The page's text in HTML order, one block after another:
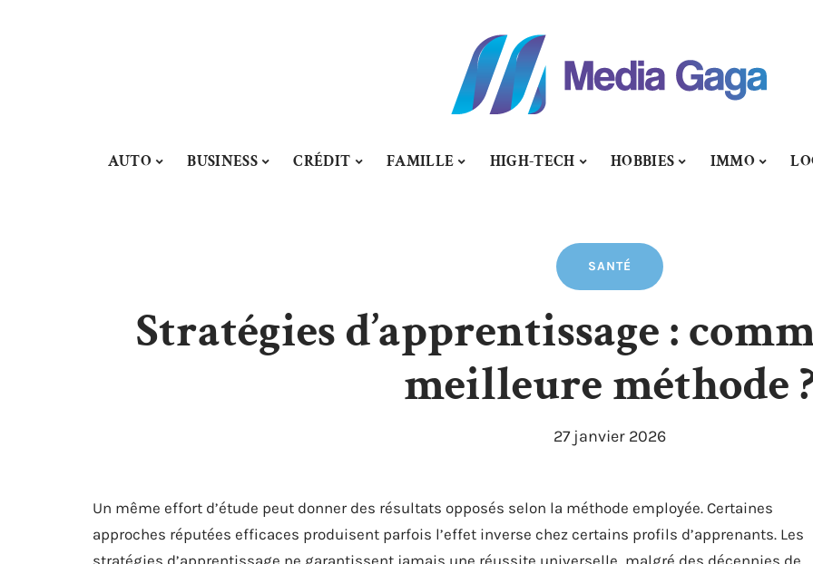
AUTO BUSINESS CRÉDIT FAMILLE HIGH-TECH HOBBIES IMMO
SANTÉ
Stratégies d’apprentissage :
meilleure méthode
27 janvier 2026
Un même effort d’étude peut donner des résultats opposés selon la méthode employée. Certaines
approches réputées efficaces produisent parfois l’effet inverse chez certains profils d’apprenants. Les
stratégies d’apprentissage ne garantissent jamais une réussite universelle, malgré des décennies de